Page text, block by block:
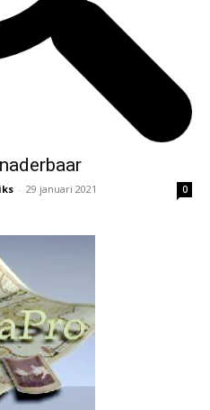
- 29 januari 2021 0